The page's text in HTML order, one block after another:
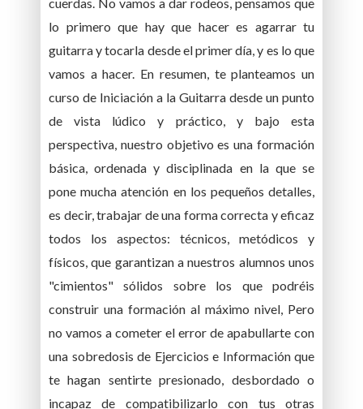
lo primero que hay que hacer es agarrar tu
guitarra y tocarla desde el primer día, y es lo que
vamos a hacer. En resumen, te planteamos un
curso de Iniciación a la Guitarra desde un punto
de vista lúdico y práctico, y bajo esta
perspectiva, nuestro objetivo es una formación
básica, ordenada y disciplinada en la que se
pone mucha atención en los pequeños detalles,
es decir, trabajar de una forma correcta y eficaz
todos los aspectos: técnicos, metódicos y
físicos, que garantizan a nuestros alumnos unos
"cimientos" sólidos sobre los que podréis
construir una formación al máximo nivel, Pero
no vamos a cometer el error de apabullarte con
una sobredosis de Ejercicios e Información que
te hagan sentirte presionado, desbordado o
incapaz de compatibilizarlo con tus otras